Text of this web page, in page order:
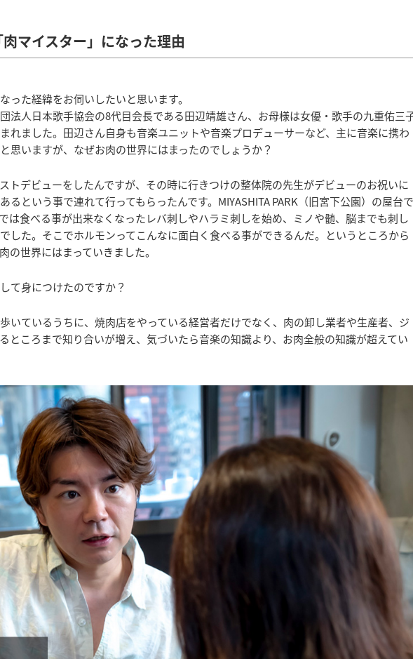
マイスター」になった理由
った経緯をお伺いしたいと思います。
法人日本歌手協会の8代目会長である田辺靖雄さん、お母様は女優・歌手の九重佑三
れました。田辺さん自身も音楽ユニットや音楽プロデューサーなど、主に音楽に携わ
思いますが、なぜお肉の世界にはまったのでしょうか？
トデビューをしたんですが、その時に行きつけの整体院の先生がデビューのお祝いに
るという事で連れて行ってもらったんです。MIYASHITA PARK（旧宮下公園）の屋台で
は食べる事が出来なくなったレバ刺しやハラミ刺しを始め、ミノや髄、脳までも刺し
した。そこでホルモンってこんなに面白く食べる事ができるんだ。というところから
の世界にはまっていきました。
て身につけたのですか？
いているうちに、焼肉店をやっている経営者だけでなく、肉の卸し業者や生産者、ジ
ところまで知り合いが増え、気づいたら音楽の知識より、お肉全般の知識が超えてい